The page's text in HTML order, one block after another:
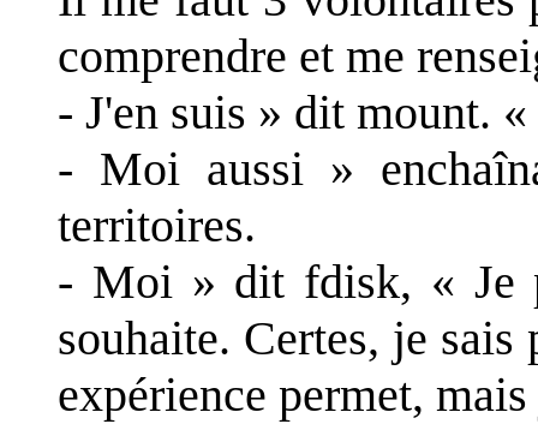
comprendre et me
- J'en suis » dit mount.
- Moi aussi »
territoires.
- Moi » dit fdisk, « Je
souhaite. Certes, je sais
expérience permet,